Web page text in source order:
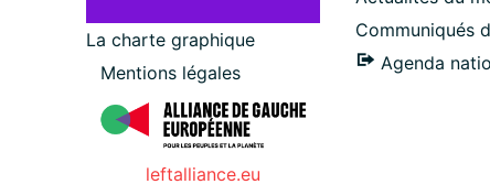
La charte graphique
Mentions légales
leftalliance.eu
Communiqués
Agenda